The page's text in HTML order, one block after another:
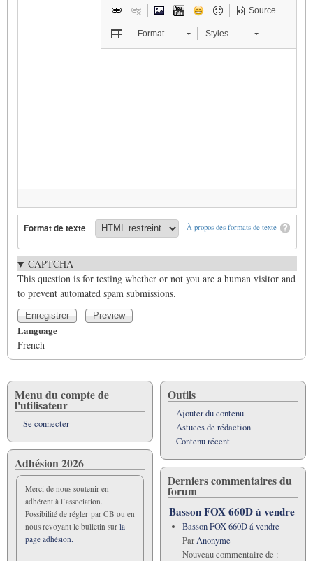
Source
Format Styles
À propos des formats de texte
Format de texte
CAPTCHA
This question is for testing whether or not you are a human visitor and
to prevent automated spam submissions.
Language
French
Menu du compte de
l'utilisateur
Se connecter
Adhésion 2026
Merci de nous soutenir en
adhérent à l’association.
Possibilité de régler par CB ou en
nous revoyant le bulletin sur la
page adhésion.
Outils
Ajouter du contenu
Astuces de rédaction
Contenu récent
Derniers commentaires du
forum
Basson FOX 660D á vendre
Basson FOX 660D á vendre
ParAnonyme
Nouveau commentaire de :